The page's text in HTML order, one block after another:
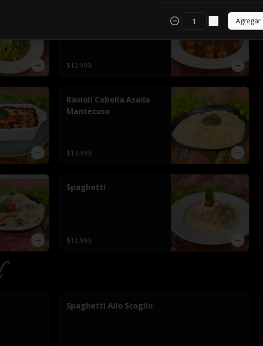
$12.990
Ravioli Cebolla Asada
Mantecoso
$13.990
Spaghetti
$12.990
Spaghetti Allo Scoglio
Agregar